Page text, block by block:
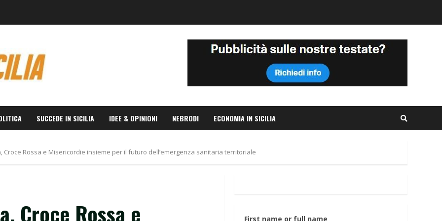
SUCCEDE IN SICILIA IDEE & OPINIONI NEBRODI ECONOMIA IN SICILIA
Croce Rossa e Misericordie insieme per il futuro dell’emergenza sanitaria territoriale
Croce Rossa e
First name or full name